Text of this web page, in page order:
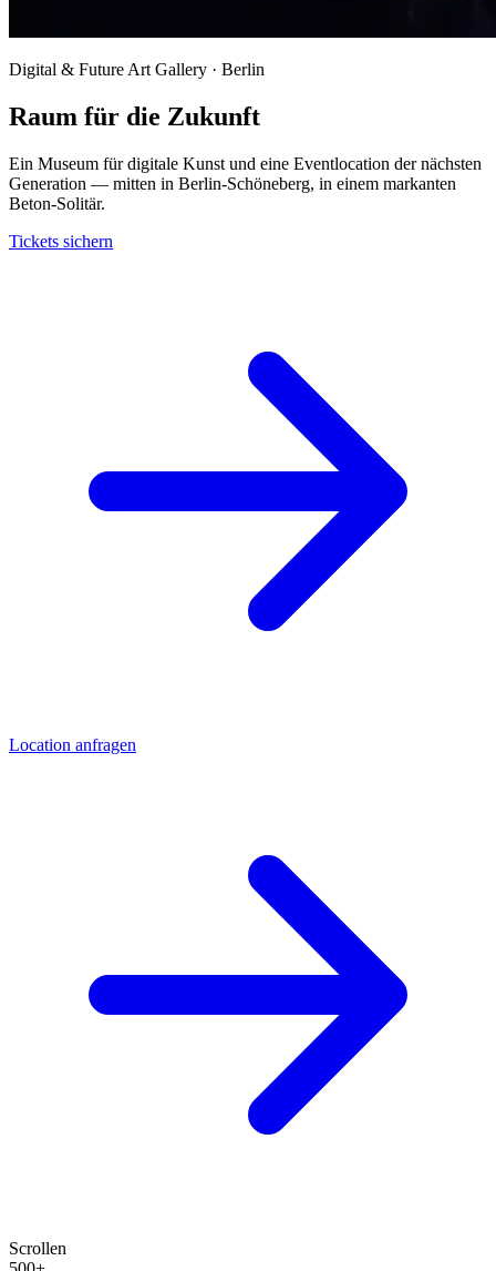
Digital & Future Art Gallery · Berlin
Raum für die Zukunft
Ein Museum für digitale Kunst und eine Eventlocation der nächsten
Generation — mitten in Berlin-Schöneberg, in einem markanten
Beton-Solitär.
Tickets sichern
Location anfragen
Scrollen